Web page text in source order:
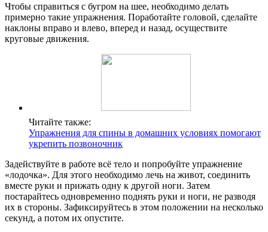
Чтобы справиться с бугром на шее, необходимо делать
примерно такие упражнения. Поработайте головой, сделайте
наклоны вправо и влево, вперед и назад, осуществите
круговые движения.
Читайте также:
Упражнения для спины в домашних условиях помогают
укрепить позвоночник
Задействуйте в работе всё тело и попробуйте упражнение
«лодочка». Для этого необходимо лечь на живот, соединить
вместе руки и прижать одну к другой ноги. Затем
постарайтесь одновременно поднять руки и ноги, не разводя
их в стороны. Зафиксируйтесь в этом положении на несколько
секунд, а потом их опустите.